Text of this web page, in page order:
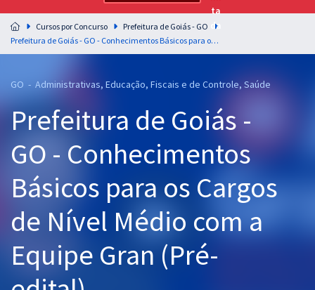
Preparação completa e intensiva para as principais
residências em saúde do Brasil
Cursos 20% OFF
Pós
Graduação
OAB
Mentorias
Questões grátis
Cursos por Concurso
Prefeitura de Goiás - GO
Prefeitura de Goiás - GO - Conhecimentos Básicos para os Cargos de Nível Médio com a Equipe Gran (Pré-edital)
GO - Administrativas, Educação, Fiscais e de Controle, Saúde
Prefeitura de Goiás -
GO - Conhecimentos
Básicos para os Cargos
de Nível Médio com a
Equipe Gran (Pré-